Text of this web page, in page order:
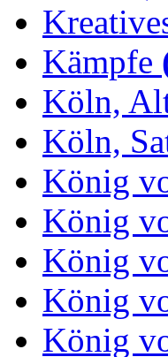
Kämpfe
Köln,
Köln,
König
König
König
König
König